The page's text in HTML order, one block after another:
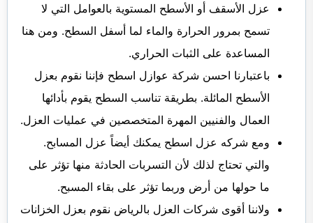
عزل الأسقف أو الأسطح المستوية بالعوامل التي لا
تسمح بمرور الحرارة والماء لما أسفل السطح. ومن هنا
المساعدة على الثبات الحراري.
باعتبارنا احسن شركة عوازل اسطح فإننا نقوم بعزل
الأسطح المائلة. بطريقة تناسب السطح يقوم بأدائها
العمال والفنيين المهرة المتخصصين في عمليات العزل.
ومع شركه عزل اسطح يمكنك أيضاً عزل المسابح.
والتي تحتاج لذلك لأن التسربات الحادثة منها تؤثر على
ما حولها من أرض وربما تؤثر على بقاء المسبح.
ولاننا أقوى شركات العزل بالرياض نقوم بعزل الخزانات